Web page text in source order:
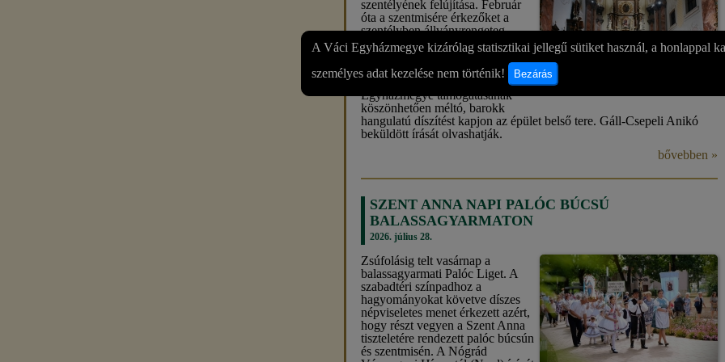
szentélyének felújítása. Február
óta a szentmisére érkezőket a
szentélyben állványrengeteg
fogadta. Restaurátorok dolgoztak
a szentély újra festésén, hogy a
hívő közösség nagyvonalú
adakozásának és a Váci
Egyházmegye támogatásának
köszönhetően méltó, barokk
hangulatú díszítést kapjon az épület belső tere. Gáll-Csepeli Anikó
beküldött írását olvashatják.
bővebben »
SZENT ANNA NAPI PALÓC BÚCSÚ
BALASSAGYARMATON
2026. július 28.
Zsúfolásig telt vasárnap a
balassagyarmati Palóc Liget. A
szabadtéri színpadhoz a
hagyományokat követve díszes
népviseletes menet érkezett azért,
hogy részt vegyen a Szent Anna
tiszteletére rendezett palóc búcsún
és szentmisén. A Nógrád
A Váci Egyházmegye kizárólag statisztikai jellegű sütiket használ, a honlappal
személyes adat kezelése nem történik!
Bezárás